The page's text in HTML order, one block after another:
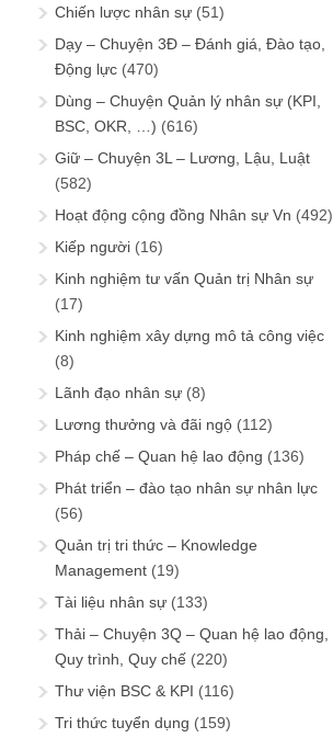
Chiến lược nhân sự (51)
Dạy – Chuyện 3Đ – Đánh giá, Đào tạo,
Động lực (470)
Dùng – Chuyện Quản lý nhân sự (KPI,
BSC, OKR, …) (616)
Giữ – Chuyện 3L – Lương, Lậu, Luật
(582)
Hoạt động cộng đồng Nhân sự Vn (492)
Kiếp người (16)
Kinh nghiệm tư vấn Quản trị Nhân sự
(17)
Kinh nghiệm xây dựng mô tả công việc
(8)
Lãnh đạo nhân sự (8)
Lương thưởng và đãi ngộ (112)
Pháp chế – Quan hệ lao động (136)
Phát triển – đào tạo nhân sự nhân lực
(56)
Quản trị tri thức – Knowledge
Management (19)
Tài liệu nhân sự (133)
Thải – Chuyện 3Q – Quan hệ lao động,
Quy trình, Quy chế (220)
Thư viện BSC & KPI (116)
Tri thức tuyển dụng (159)